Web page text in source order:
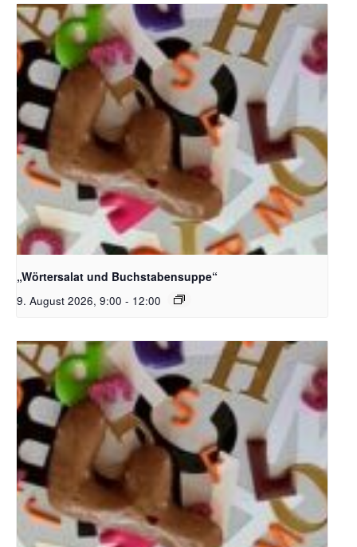
Bildquelle_ Pixabay Free_Christoph Meinersmann
„Wörtersalat und Buchstabensuppe“
9. August 2026, 9:00 - 12:00